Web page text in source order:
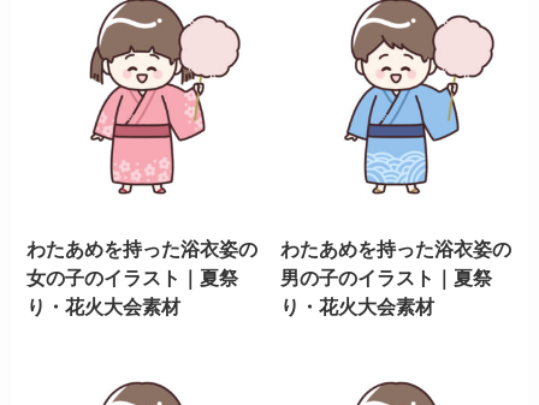
わたあめを持った浴衣姿の
女の子のイラスト｜夏祭
り・花火大会素材
わたあめを持った浴衣姿の
男の子のイラスト｜夏祭
り・花火大会素材